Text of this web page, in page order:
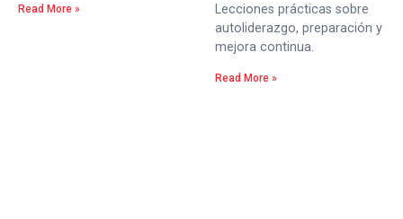
Read More »
Lecciones prácticas sobre
autoliderazgo, preparación y
mejora continua.
Read More »